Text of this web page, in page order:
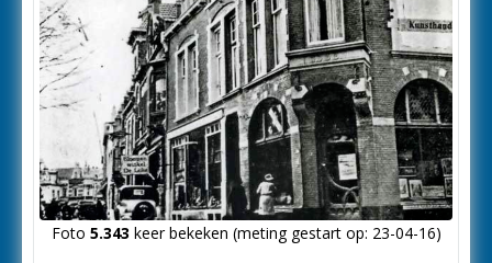
Foto 5.343 keer bekeken (meting gestart op: 23-04-16)